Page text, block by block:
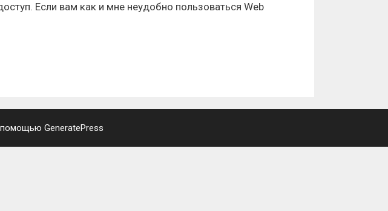
Если вам как и мне неудобно пользоваться Web
помощью GeneratePress